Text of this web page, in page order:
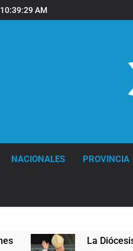
10:39:29 AM
NACIONALES PROVINCIA
La Diócesis de